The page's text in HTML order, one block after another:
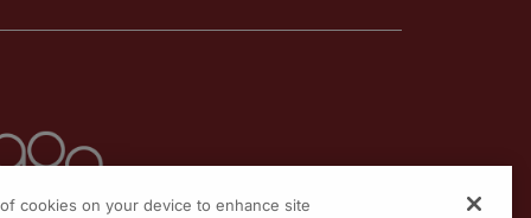
cookies on your device to enhance site